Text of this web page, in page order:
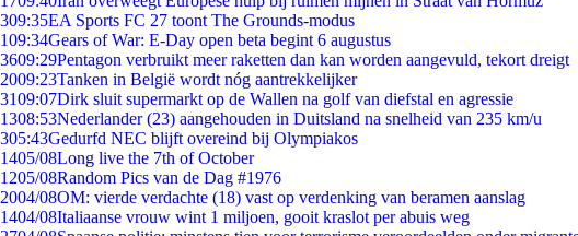
309:35EA Sports FC 27 toont The Grounds-modus
109:34Gears of War: E-Day open beta begint 6 augustus
3609:29Pentagon verbruikt meer raketten dan kan worden aangevuld, tekort dreigt
2009:23Tanken in België wordt nóg aantrekkelijker
3109:07Dirk sluit supermarkt op de Wallen na golf van diefstal en agressie
1308:53Nederlander (23) aangehouden in Duitsland na snelheid van 235 km/u
305:43Gedurfd NEC blijft overeind bij Olympiakos
1405/08Long live the 7th of October
1205/08Random Pics van de Dag #1976
2004/08OM: vierde verdachte (18) vast op verdenking van beramen aanslag
1404/08Italiaanse vrouw wint 1 miljoen, gooit kraslot per abuis weg